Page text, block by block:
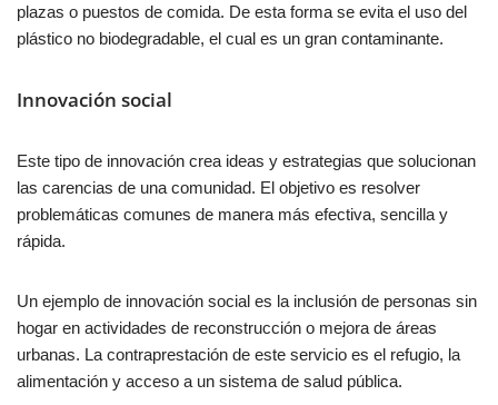
plazas o puestos de comida. De esta forma se evita el uso del
plástico no biodegradable, el cual es un gran contaminante.
Innovación social
Este tipo de innovación crea ideas y estrategias que solucionan
las carencias de una comunidad. El objetivo es resolver
problemáticas comunes de manera más efectiva, sencilla y
rápida.
Un ejemplo de innovación social es la inclusión de personas sin
hogar en actividades de reconstrucción o mejora de áreas
urbanas. La contraprestación de este servicio es el refugio, la
alimentación y acceso a un sistema de salud pública.